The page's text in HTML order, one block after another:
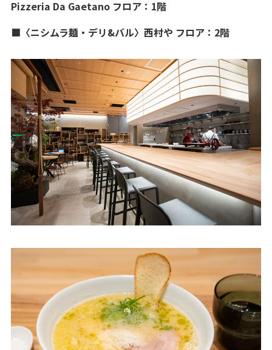
Pizzeria Da Gaetano フロア：1階
■〈ニシムラ麺・デリ&バル〉西村や フロア：2階